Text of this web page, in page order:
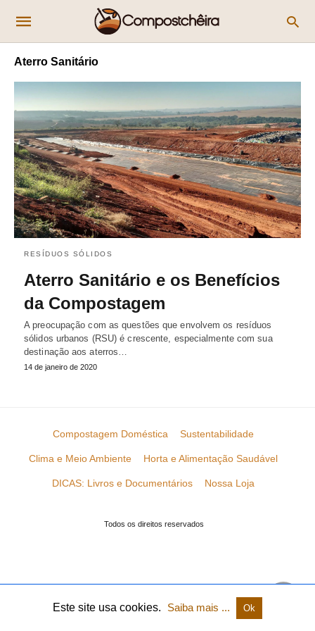
Aterro Sanitário
RESÍDUOS SÓLIDOS
Aterro Sanitário e os Benefícios
da Compostagem
A preocupação com as questões que envolvem os resíduos
sólidos urbanos (RSU) é crescente, especialmente com sua
destinação aos aterros…
14 de janeiro de 2020
Compostagem Doméstica Sustentabilidade
Clima e Meio Ambiente Horta e Alimentação Saudável
DICAS: Livros e Documentários Nossa Loja
Todos os direitos reservados
Este site usa cookies. Saiba mais ... Ok